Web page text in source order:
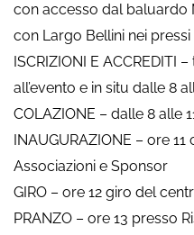
con accesso dal baluardo
con Largo Bellini nei
ISCRIZIONI E ACCREDITI
all’evento e in situ dalle 8
COLAZIONE – dalle 8 alle
INAUGURAZIONE – ore
Associazioni e Sponsor
GIRO – ore 12 giro del
PRANZO – ore 13 presso